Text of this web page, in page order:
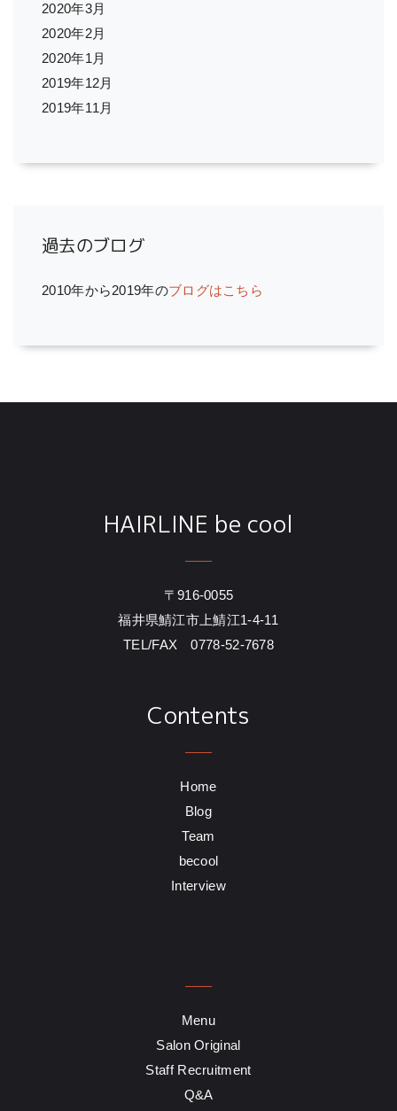
2020年3月
2020年2月
2020年1月
2019年12月
2019年11月
過去のブログ
2010年から2019年のブログはこちら
HAIRLINE be cool
〒916-0055
福井県鯖江市上鯖江1-4-11
TEL/FAX 0778-52-7678
Contents
Home
Blog
Team
becool
Interview
Menu
Salon Original
Staff Recruitment
Q&A